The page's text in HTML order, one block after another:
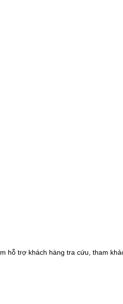
hỗ trợ khách hàng tra cứu, tham